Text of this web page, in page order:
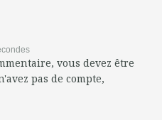
vous devez être
pas de compte,